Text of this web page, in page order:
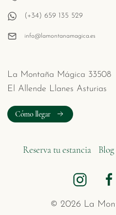
(+34) 659 135 529
info@lamontanamagica.es
La Montaña Mágica 33508
El Allende Llanes Asturias
Cómo llegar
Reserva tu estancia Blog
© 2026 La